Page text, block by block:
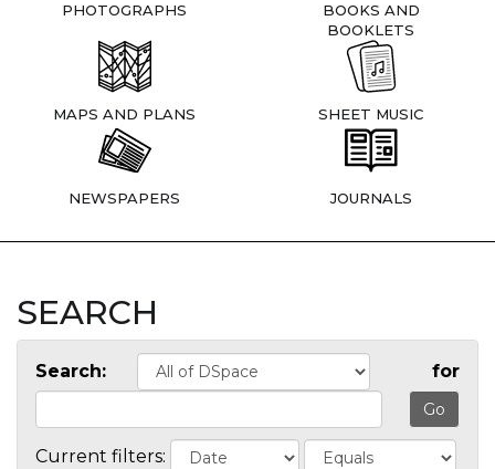
PHOTOGRAPHS
BOOKS AND
BOOKLETS
MAPS AND PLANS SHEET MUSIC
NEWSPAPERS JOURNALS
SEARCH
Search: for
Current filters: